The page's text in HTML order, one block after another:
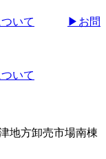
いて
▶︎お問
いて
地方卸売市場南棟